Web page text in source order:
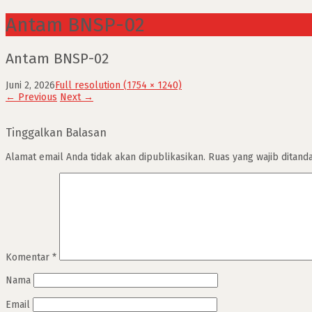
Antam BNSP-02
Antam BNSP-02
Juni 2, 2026Full resolution (1754 × 1240)
← Previous Next →
Tinggalkan Balasan
Alamat email Anda tidak akan dipublikasikan. Ruas yang wajib
Komentar *
Nama
Email